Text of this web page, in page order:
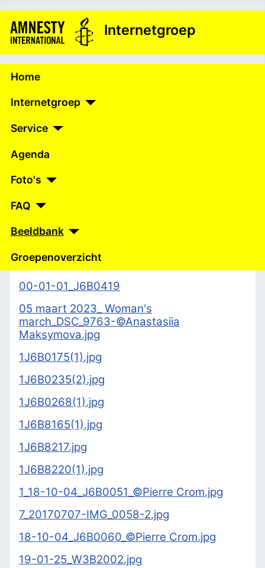
Internetgroep
Home
Internetgroep
Service
Agenda
Foto's
FAQ
Beeldbank
Groepenoverzicht
00-01-01_J6B0419
05 maart 2023_ Woman's
march_DSC_9763-©Anastasiia
Maksymova.jpg
1J6B0175(1).jpg
1J6B0235(2).jpg
1J6B0268(1).jpg
1J6B8165(1).jpg
1J6B8217.jpg
1J6B8220(1).jpg
1_18-10-04_J6B0051_©Pierre Crom.jpg
7_20170707-IMG_0058-2.jpg
18-10-04_J6B0060_©Pierre Crom.jpg
19-01-25_W3B2002.jpg